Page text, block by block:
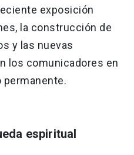
exposición
la construcción de
y las nuevas
los comunicadores en
espiritual